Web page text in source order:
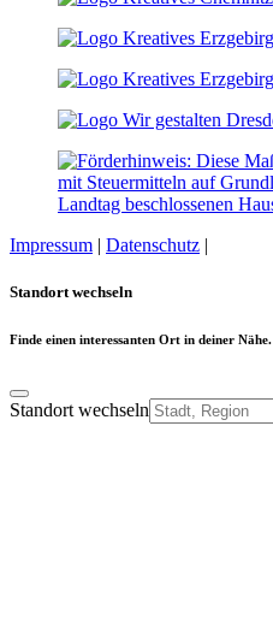
Impressum | Datenschutz |
Standort wechseln
Finde einen interessanten Ort in deiner Nähe.
Standort wechseln